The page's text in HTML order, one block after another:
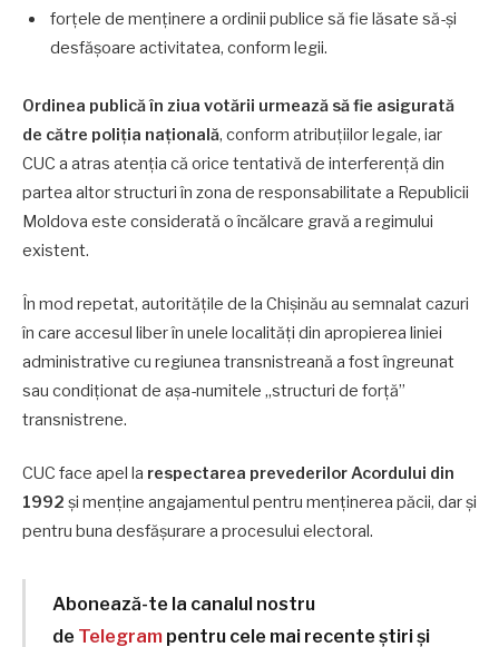
forțele de menținere a ordinii publice să fie lăsate să-și
desfășoare activitatea, conform legii.
Ordinea publică în ziua votării urmează să fie asigurată
de către poliția națională, conform atribuțiilor legale, iar
CUC a atras atenția că orice tentativă de interferență din
partea altor structuri în zona de responsabilitate a Republicii
Moldova este considerată o încălcare gravă a regimului
existent.
În mod repetat, autoritățile de la Chișinău au semnalat cazuri
în care accesul liber în unele localități din apropierea liniei
administrative cu regiunea transnistreană a fost îngreunat
sau condiționat de așa-numitele „structuri de forță”
transnistrene.
CUC face apel la respectarea prevederilor Acordului din
1992 și menține angajamentul pentru menținerea păcii, dar și
pentru buna desfășurare a procesului electoral.
Abonează-te la canalul nostru
de Telegram pentru cele mai recente știri și